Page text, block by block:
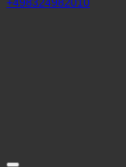
+498324982010